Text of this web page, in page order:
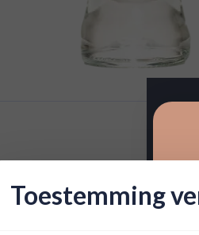
Sambuca
Toestemming